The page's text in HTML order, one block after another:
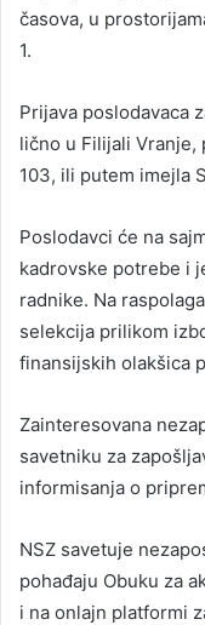
časova, u
1.
Prijava poslodavaca
lično u Filijali
103, ili putem imejla
Poslodavci će na
kadrovske potrebe i
radnike. Na
selekcija prilikom
finansijskih olakšica
Zainteresovana
savetniku za
informisanja o
NSZ savetuje
pohađaju Obuku za
i na onlajn platformi